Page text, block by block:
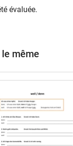
évaluée.
même